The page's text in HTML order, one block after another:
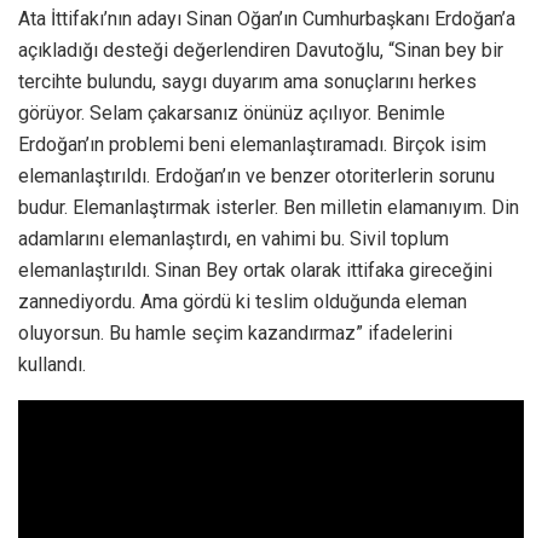
Ata İttifakı’nın adayı Sinan Oğan’ın Cumhurbaşkanı Erdoğan’a
açıkladığı desteği değerlendiren Davutoğlu, “Sinan bey bir
tercihte bulundu, saygı duyarım ama sonuçlarını herkes
görüyor. Selam çakarsanız önünüz açılıyor. Benimle
Erdoğan’ın problemi beni elemanlaştıramadı. Birçok isim
elemanlaştırıldı. Erdoğan’ın ve benzer otoriterlerin sorunu
budur. Elemanlaştırmak isterler. Ben milletin elamanıyım. Din
adamlarını elemanlaştırdı, en vahimi bu. Sivil toplum
elemanlaştırıldı. Sinan Bey ortak olarak ittifaka gireceğini
zannediyordu. Ama gördü ki teslim olduğunda eleman
oluyorsun. Bu hamle seçim kazandırmaz” ifadelerini
kullandı.